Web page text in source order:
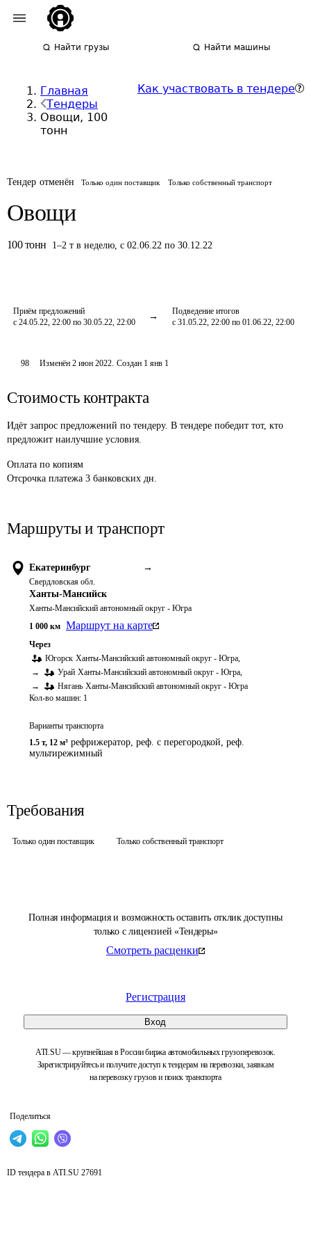
Найти грузы Найти машины
Главная
Тендеры
Овощи, 100
тонн
Как участвовать в тендере
Тендер отменён Только один поставщик Только собственный транспорт
Овощи
100 тонн 1–2 т в неделю, с 02.06.22 по 30.12.22
Приём предложений
с 24.05.22, 22:00 по 30.05.22, 22:00
Подведение итогов
с 31.05.22, 22:00 по 01.06.22, 22:00
Полная информация и возможность оставить отклик доступны
только с лицензией «Тендеры»
Смотреть расценки
Регистрация
Вход
ATI.SU — крупнейшая в России биржа автомобильных грузоперевозок.
Зарегистрируйтесь и получите доступ к тендерам на перевозки, заявкам
на перевозку грузов и поиск транспорта
Поделиться
98 Изменён2 июн 2022. Создан 1 янв 1
Стоимость контракта
Идёт запрос предложений по тендеру. В тендере победит тот, кто
предложит наилучшие условия.
Оплата по копиям
Отсрочка платежа 3 банковских дн.
Маршруты и транспорт
Екатеринбург →
Свердловская обл.
Ханты-Мансийск
Ханты-Мансийский автономный округ - Югра
1 000 км Маршрут на карте
Через
Югорск Ханты-Мансийский автономный округ - Югра,
→
Урай Ханты-Мансийский автономный округ - Югра,
→
Нягань Ханты-Мансийский автономный округ - Югра
Кол-во машин: 1
Варианты транспорта
1.5 т, 12 м³ рефрижератор, реф. с перегородкой, реф.
мультирежимный
Требования
Только один поставщик Только собственный транспорт
ID тендера в ATI.SU 27691